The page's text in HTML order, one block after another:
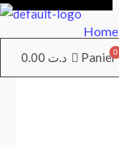
Home
0.00 د.ت Panier